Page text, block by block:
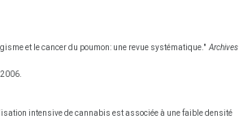
et le cancer du poumon: une revue systématique." Archives
intensive de cannabis est associée à une faible densité